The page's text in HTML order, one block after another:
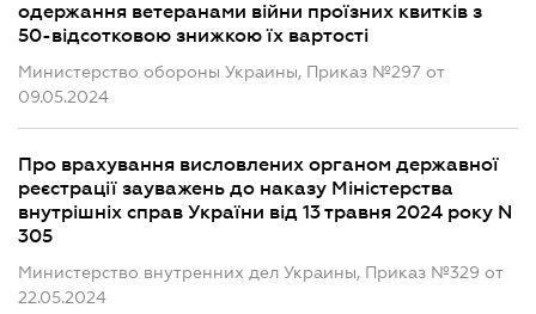
одержання ветеранами війни проїзних квитків з
50-відсотковою знижкою їх вартості
Министерство обороны Украины, Приказ №297 от
09.05.2024
Про врахування висловлених органом державної
реєстрації зауважень до наказу Міністерства
внутрішніх справ України від 13 травня 2024 року N
305
Министерство внутренних дел Украины, Приказ №329 от
22.05.2024